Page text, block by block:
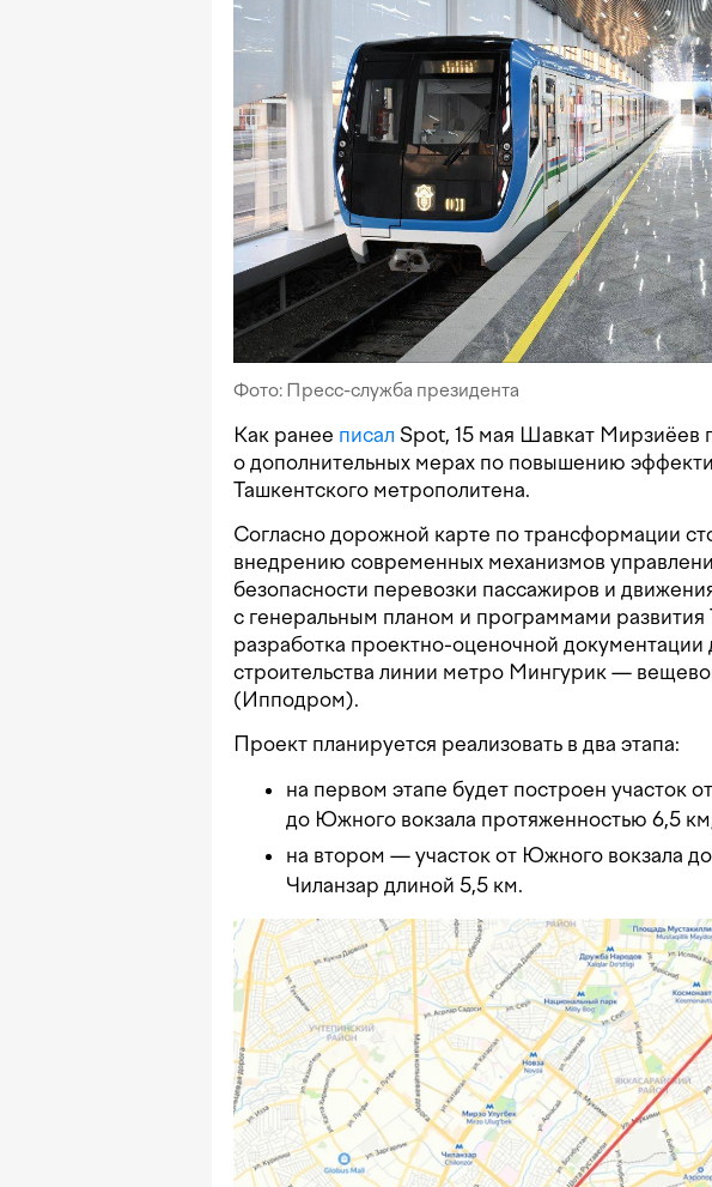
Фото: Пресс-служба президента
Как ранее писал Spot, 15 мая Шавкат Мирзиёев
о дополнительных мерах по повышению
Ташкентского метрополитена.
Согласно дорожной карте по трансформации
внедрению современных механизмов
безопасности перевозки пассажиров и
с генеральным планом и программами развития
разработка проектно-оценочной документации
строительства линии метро Мингурик —
(Ипподром).
Проект планируется реализовать в два этапа:
на первом этапе будет построен участок
до Южного вокзала протяженностью 6,5
на втором — участок от Южного вокзала
Чиланзар длиной 5,5 км.